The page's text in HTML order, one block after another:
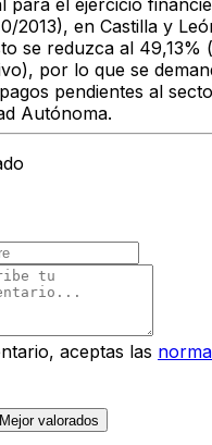
para el ejercicio
2013), en Castilla y
se reduzca al 49,13%
por lo que se
pendientes al
Autónoma.
aceptas las
Mejor valorados